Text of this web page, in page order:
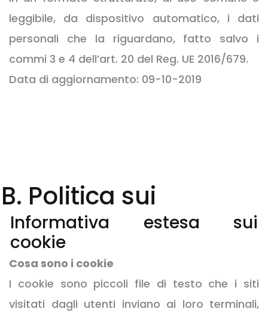
leggibile, da dispositivo automatico, i dati
personali che la riguardano, fatto salvo i
commi 3 e 4 dell’art. 20 del Reg. UE 2016/679.
Data di aggiornamento: 09-10-2019
B. Politica sui
Informativa estesa sui
cookie
Cosa sono i cookie
I cookie sono piccoli file di testo che i siti
visitati dagli utenti inviano ai loro terminali,